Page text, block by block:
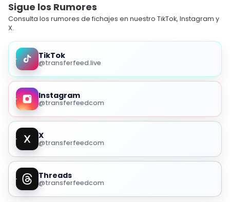
Sigue los Rumores
Consulta los rumores de fichajes en nuestro TikTok, Instagram y
X.
TikTok
@transferfeed.live
Instagram
@transferfeedcom
X
@transferfeedcom
Threads
@transferfeedcom